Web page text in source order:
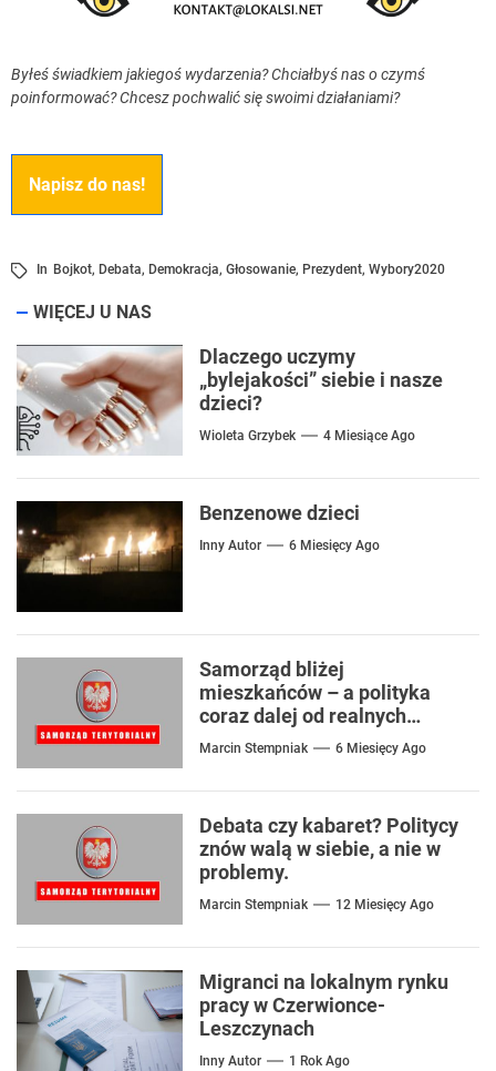
Byłeś świadkiem jakiegoś wydarzenia? Chciałbyś nas o czymś
poinformować? Chcesz pochwalić się swoimi działaniami?
Napisz do nas!
In Bojkot, Debata, Demokracja, Głosowanie, Prezydent, Wybory2020
WIĘCEJ U NAS
Dlaczego uczymy
„bylejakości” siebie i nasze
dzieci?
Wioleta Grzybek 4 Miesiące Ago
Benzenowe dzieci
Inny Autor 6 Miesięcy Ago
Samorząd bliżej
mieszkańców – a polityka
coraz dalej od realnych
problemów
Marcin Stempniak 6 Miesięcy Ago
Debata czy kabaret? Politycy
znów walą w siebie, a nie w
problemy.
Marcin Stempniak 12 Miesięcy Ago
Migranci na lokalnym rynku
pracy w Czerwionce-
Leszczynach
Inny Autor 1 Rok Ago